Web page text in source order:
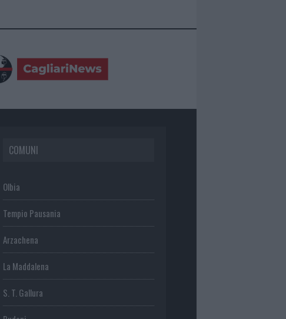
COMUNI
Olbia
Tempio Pausania
Arzachena
La Maddalena
S. T. Gallura